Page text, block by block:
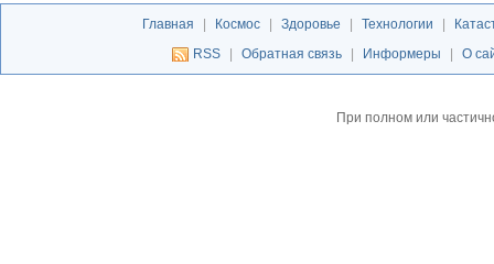
Главная Космос Здоровье Технологии
RSS
Обратная связь Информеры О
При полном или